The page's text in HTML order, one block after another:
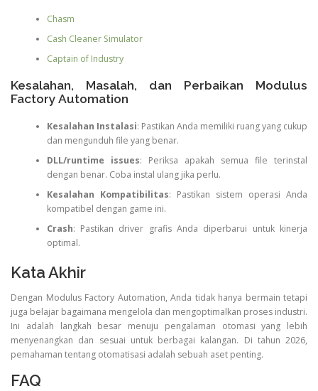
Chasm
Cash Cleaner Simulator
Captain of Industry
Kesalahan, Masalah, dan Perbaikan Modulus
Factory Automation
Kesalahan Instalasi: Pastikan Anda memiliki ruang yang cukup
dan mengunduh file yang benar.
DLL/runtime issues: Periksa apakah semua file terinstal
dengan benar. Coba instal ulang jika perlu.
Kesalahan Kompatibilitas: Pastikan sistem operasi Anda
kompatibel dengan game ini.
Crash: Pastikan driver grafis Anda diperbarui untuk kinerja
optimal.
Kata Akhir
Dengan Modulus Factory Automation, Anda tidak hanya bermain tetapi
juga belajar bagaimana mengelola dan mengoptimalkan proses industri.
Ini adalah langkah besar menuju pengalaman otomasi yang lebih
menyenangkan dan sesuai untuk berbagai kalangan. Di tahun 2026,
pemahaman tentang otomatisasi adalah sebuah aset penting.
FAQ